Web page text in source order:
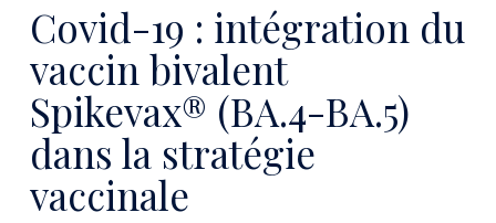
Covid-19 : intégration du
vaccin bivalent
Spikevax® (BA.4-BA.5)
dans la stratégie
vaccinale